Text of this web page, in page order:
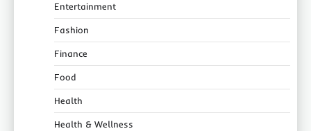
Entertainment
Fashion
Finance
Food
Health
Health & Wellness